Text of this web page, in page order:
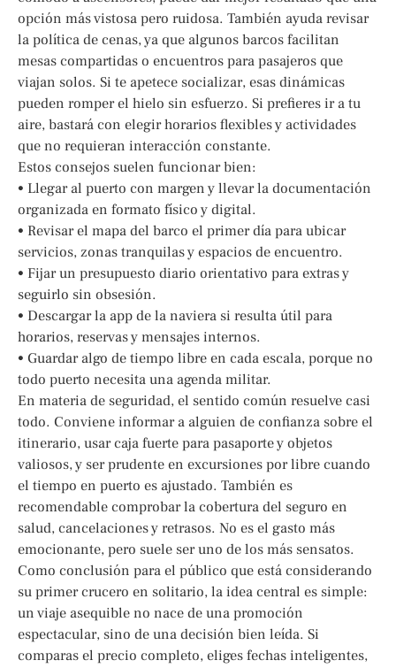
opción más vistosa pero ruidosa. También ayuda revisar
la política de cenas, ya que algunos barcos facilitan
mesas compartidas o encuentros para pasajeros que
viajan solos. Si te apetece socializar, esas dinámicas
pueden romper el hielo sin esfuerzo. Si prefieres ir a tu
aire, bastará con elegir horarios flexibles y actividades
que no requieran interacción constante.
Estos consejos suelen funcionar bien:
• Llegar al puerto con margen y llevar la documentación
organizada en formato físico y digital.
• Revisar el mapa del barco el primer día para ubicar
servicios, zonas tranquilas y espacios de encuentro.
• Fijar un presupuesto diario orientativo para extras y
seguirlo sin obsesión.
• Descargar la app de la naviera si resulta útil para
horarios, reservas y mensajes internos.
• Guardar algo de tiempo libre en cada escala, porque no
todo puerto necesita una agenda militar.
En materia de seguridad, el sentido común resuelve casi
todo. Conviene informar a alguien de confianza sobre el
itinerario, usar caja fuerte para pasaporte y objetos
valiosos, y ser prudente en excursiones por libre cuando
el tiempo en puerto es ajustado. También es
recomendable comprobar la cobertura del seguro en
salud, cancelaciones y retrasos. No es el gasto más
emocionante, pero suele ser uno de los más sensatos.
Como conclusión para el público que está considerando
su primer crucero en solitario, la idea central es simple:
un viaje asequible no nace de una promoción
espectacular, sino de una decisión bien leída. Si
comparas el precio completo, eliges fechas inteligentes,